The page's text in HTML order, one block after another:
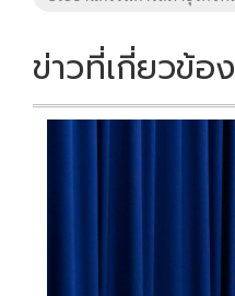
ข่าวที่เกี่ยวข้อง